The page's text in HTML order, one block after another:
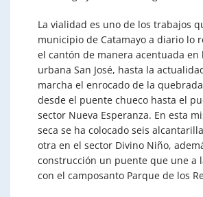
La vialidad es uno de los trabajos
municipio de Catamayo a diario lo
el cantón de manera acentuada
urbana San José, hasta la
marcha el enrocado de la
desde el puente chueco hasta el
sector Nueva Esperanza. En esta
seca se ha colocado seis
otra en el sector Divino Niño,
construcción un puente que une a
con el camposanto Parque de los